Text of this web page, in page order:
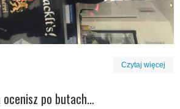
Czytaj więcej
po butach…